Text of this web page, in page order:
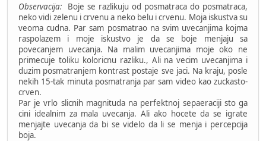
Observacija: Boje se razlikuju od posmatraca do posmatraca,
neko vidi zelenu i crvenu a neko belu i crvenu. Moja iskustva su
veoma cudna. Par sam posmatrao na svim uvecanjima kojma
raspolazem i moje iskustvo je da se boje menjaju sa
povecanjem uvecanja. Na malim uvecanjima moje oko ne
primecuje toliku koloricnu razliku., Ali na vecim uvecanjima i
duzim posmatranjem kontrast postaje sve jaci. Na kraju, posle
nekih 15-tak minuta posmatranja par sam video kao zuckasto-
crven.
Par je vrlo slicnih magnituda na perfektnoj sepaeraciji sto ga
cini idealnim za mala uvecanja. Ali ako hocete da se igrate
menjajte uvecanja da bi se videlo da li se menja i percepcija
boja.